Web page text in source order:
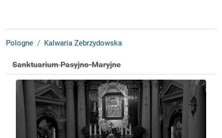
Pologne Kalwaria Zebrzydowska
Sanktuarium Pasyjno-Maryjne